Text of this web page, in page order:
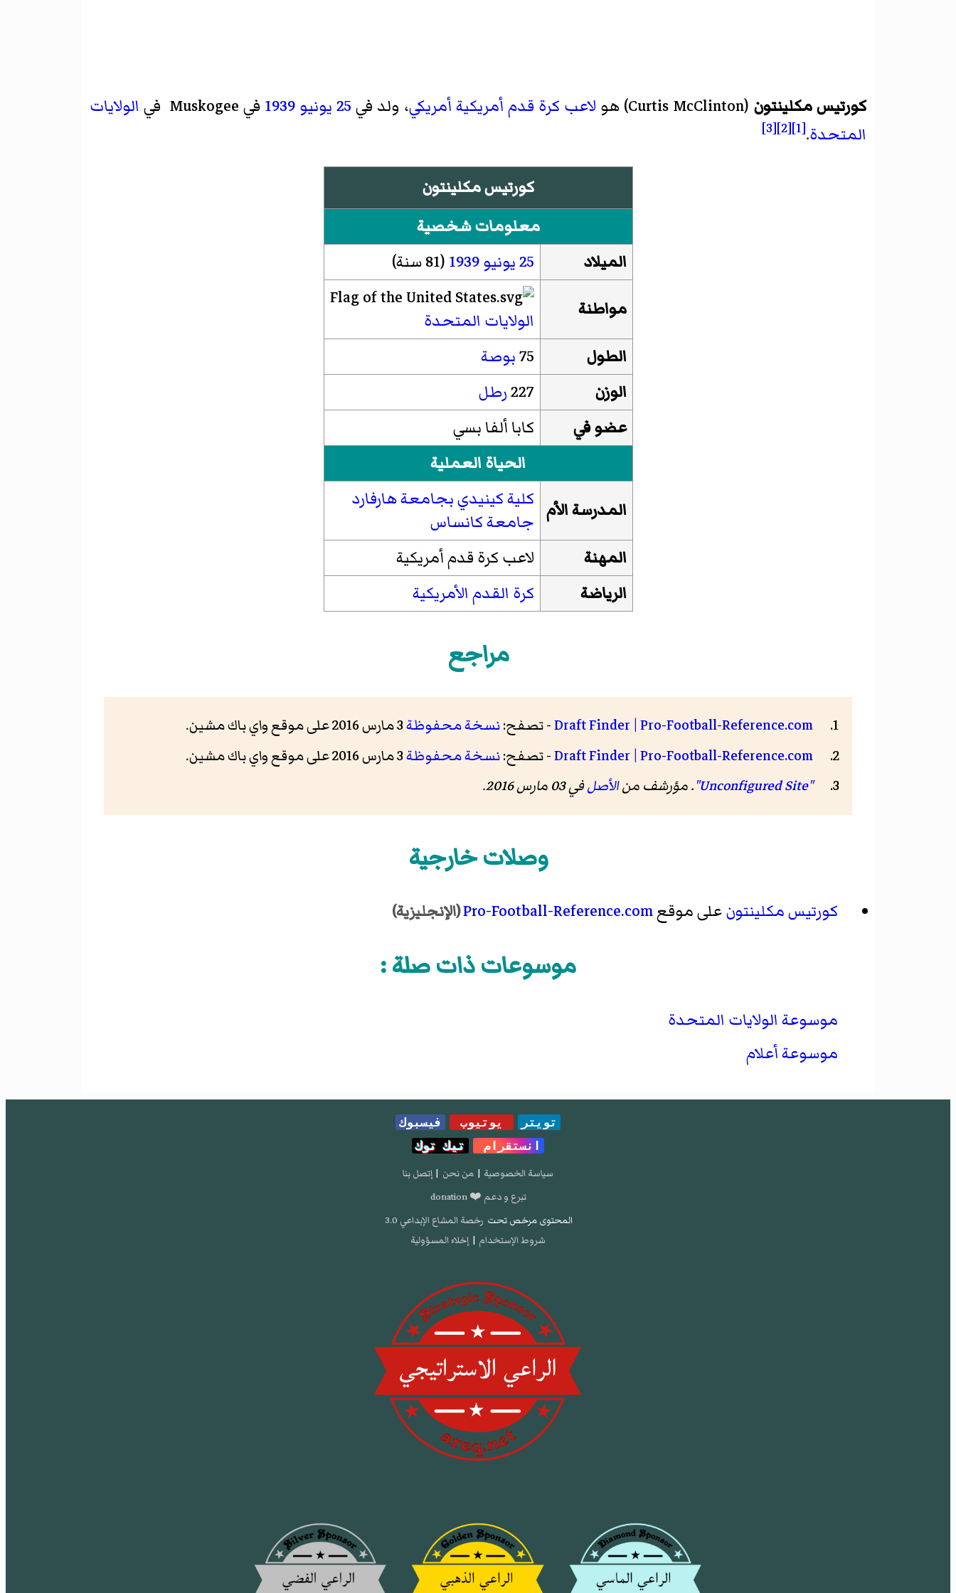
كورتيس مكلينتون (
Curtis McClinton)‏ هو لاعب كرة قدم أمريكية أمريكي، ولد في 25 يونيو 1939 في Muskogee في
الولايات
المتحدة.
[1]
[2]
[3]
كورتيس مكلينتون
معلومات شخصية
الميلاد
25 يونيو 1939 (81 سنة)
مواطنة
الولايات المتحدة
الطول
75بوصة
الوزن
227رطل
عضو في
كابا ألفا بسي
الحياة العملية
المدرسة الأم كلية كينيدي بجامعة هارفارد
جامعة كانساس
المهنة
لاعب كرة قدم أمريكية
الرياضة
كرة القدم الأمريكية
مراجع
Draft Finder | Pro-Football-Reference.com- تصفح:نسخة محفوظة3 مارس 2016 على موقع واي باك مشين.
Draft Finder | Pro-Football-Reference.com- تصفح:نسخة محفوظة3 مارس 2016 على موقع واي باك مشين.
"Unconfigured Site"
. مؤرشف منالأصلفي 03 مارس 2016.
وصلات خارجية
كورتيس مكلينتونعلى موقعPro-Football-Reference.com(الإنجليزية)
موسوعات ذات صلة :
موسوعة الولايات المتحدة
موسوعة أعلام
تويتر يوتيوب
فيسبوك
انستقرام
تيك توك
سياسة الخصوصية | من نحن | إتصل بنا
تبرع و دعم ❤️ donation
المحتوى مرخص تحت رخصة المشاع الإبداعي 3.0
شروط الإستخدام | إخلاء المسؤولية